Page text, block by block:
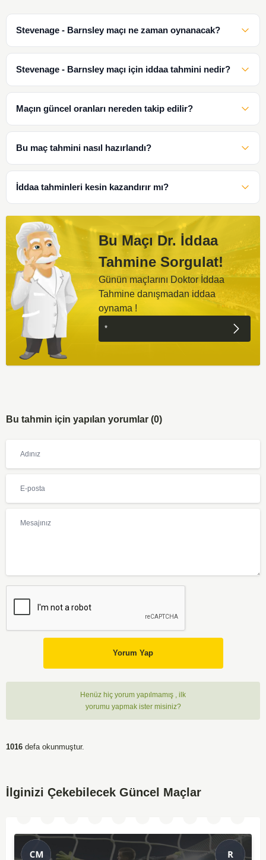
Stevenage - Barnsley maçı ne zaman oynanacak?
Stevenage - Barnsley maçı için iddaa tahmini nedir?
Maçın güncel oranları nereden takip edilir?
Bu maç tahmini nasıl hazırlandı?
İddaa tahminleri kesin kazandırır mı?
Bu Maçı Dr. İddaa
Tahmine Sorgulat!
Günün maçlarını Doktor İddaa
Tahmine danışmadan iddaa
oynama !
Bu tahmin için yapılan yorumlar (0)
Yorum Yap
Henüz hiç yorum yapılmamış , ilk
yorumu yapmak ister misiniz?
1016 defa okunmuştur.
İlginizi Çekebilecek Güncel Maçlar